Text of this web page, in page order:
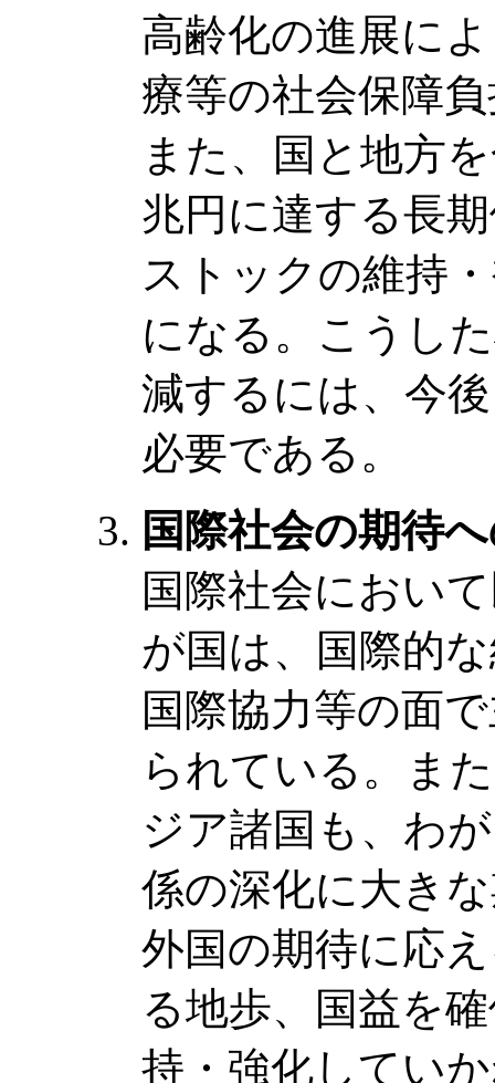
高齢化の進展に
療等の社会保障
また、国と地方
兆円に達する長
ストックの維持
になる。こうし
減するには、今
必要である。
国際社会の期待
国際社会におい
が国は、国際的
国際協力等の面
られている。ま
ジア諸国も、わ
係の深化に大き
外国の期待に応
る地歩、国益を
持・強化してい